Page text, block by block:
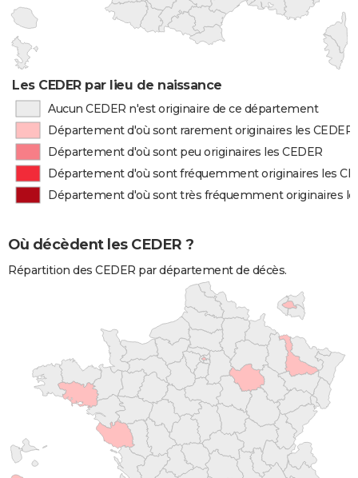
Les CEDER par lieu de naissance
Aucun CEDER n'est originaire de ce département
Département d'où sont rarement originaires les CEDER
Département d'où sont peu originaires les CEDER
Département d'où sont fréquemment originaires les
Département d'où sont très fréquemment originaires
Où décèdent les CEDER ?
Répartition des CEDER par département de décès.